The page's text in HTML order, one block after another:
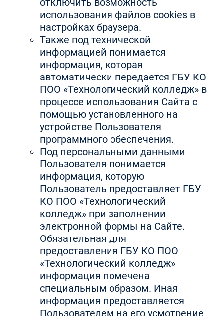
отключить возможность
использования файлов cookies в
настройках браузера.
Также под технической
информацией понимается
информация, которая
автоматически передается ГБУ КО
ПОО «Технологический колледж» в
процессе использования Сайта с
помощью установленного на
устройстве Пользователя
программного обеспечения.
Под персональными данными
Пользователя понимается
информация, которую
Пользователь предоставляет ГБУ
КО ПОО «Технологический
колледж» при заполнении
электронной формы на Сайте.
Обязательная для
предоставления ГБУ КО ПОО
«Технологический колледж»
информация помечена
специальным образом. Иная
информация предоставляется
Пользователем на его усмотрение.